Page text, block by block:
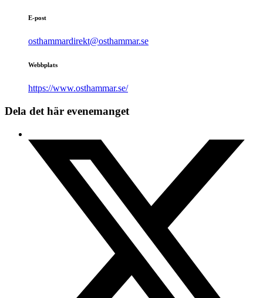
E-post
osthammardirekt@osthammar.se
Webbplats
https://www.osthammar.se/
Dela det här evenemanget